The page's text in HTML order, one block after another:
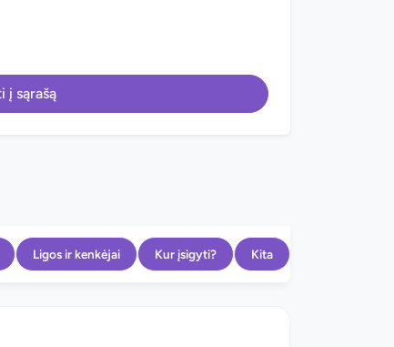
į sąrašą
Ligos ir kenkėjai Kur įsigyti? Kita